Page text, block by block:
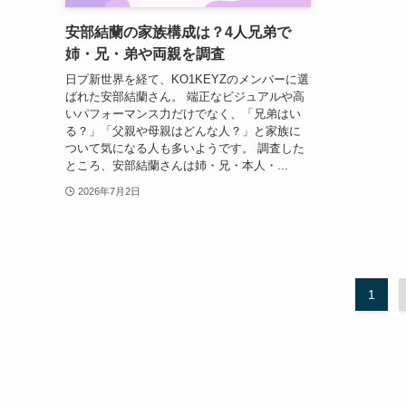
安部結蘭の家族構成は？4人兄弟で
姉・兄・弟や両親を調査
日プ新世界を経て、KO1KEYZのメンバーに選
ばれた安部結蘭さん。 端正なビジュアルや高
いパフォーマンス力だけでなく、「兄弟はい
る？」「父親や母親はどんな人？」と家族に
ついて気になる人も多いようです。 調査した
ところ、安部結蘭さんは姉・兄・本人・...
2026年7月2日
1